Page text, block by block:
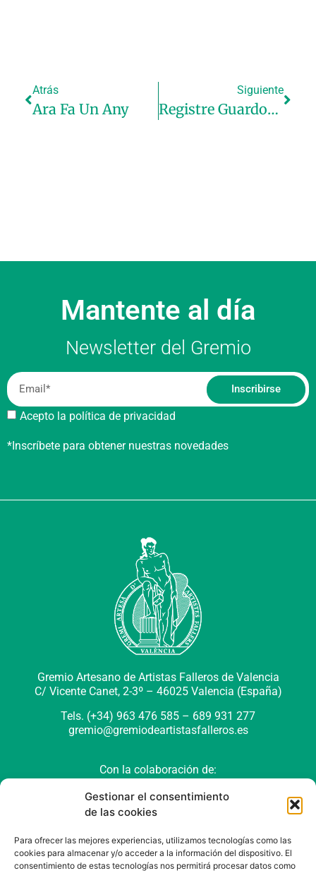
Gestionar el consentimiento
de las cookies
Para ofrecer las mejores experiencias, utilizamos tecnologías como las
cookies para almacenar y/o acceder a la información del dispositivo. El
consentimiento de estas tecnologías nos permitirá procesar datos como
Atrás
Ara Fa Un Any
Siguiente
Registre Guardons Regino Mas I Salvador Gimeno
Mantente al día
Newsletter del Gremio
Acepto la política de privacidad
Inscribirse
*Inscríbete para obtener nuestras novedades
Gremio Artesano de Artistas Falleros de Valencia
C/ Vicente Canet, 2-3º – 46025 Valencia (España)
Tels. (+34) 963 476 585 – 689 931 277
gremio@gremiodeartistasfalleros.es
Con la colaboración de: